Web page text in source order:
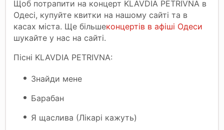
Щоб потрапити на концерт KLAVDIA PETRIVNA в
Одесі, купуйте квитки на нашому сайті та в
касах міста. Ще більшеконцертів в афіші Одеси
шукайте у нас на сайті.
Пісні KLAVDIA PETRIVNA:
Знайди мене
Барабан
Я щаслива (Лікарі кажуть)